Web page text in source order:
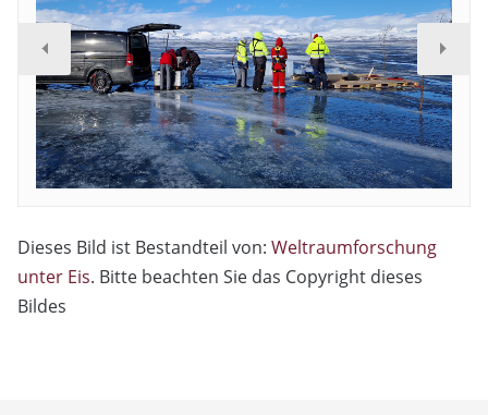
Dieses Bild ist Bestandteil von: Weltraumforschung
unter Eis. Bitte beachten Sie das Copyright dieses
Bildes